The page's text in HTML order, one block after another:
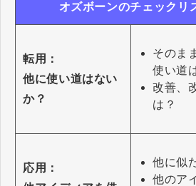
オズボーンのチェックリ
転用：
他に使い道はない
か？
そのま
使い道
改善、
は？
応用：
他に似
他のア